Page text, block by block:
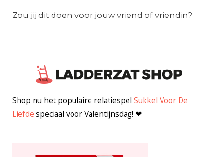
Zou jij dit doen voor jouw vriend of vriendin?
Shop nu het populaire relatiespel Sukkel Voor De
Liefde speciaal voor Valentijnsdag! ❤